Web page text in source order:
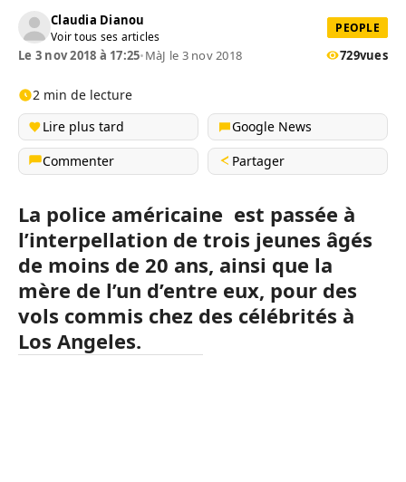
Claudia Dianou
Voir tous ses articles
PEOPLE
Le 3 nov 2018 à 17:25•MàJ le 3 nov 2018 729vues
2 min de lecture
Lire plus tard
Google News
Commenter
Partager
La police américaine est passée à
l’interpellation de trois jeunes âgés
de moins de 20 ans, ainsi que la
mère de l’un d’entre eux, pour des
vols commis chez des célébrités à
Los Angeles.